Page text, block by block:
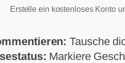
Erstelle ein kostenloses Konto
Tausche
Markiere